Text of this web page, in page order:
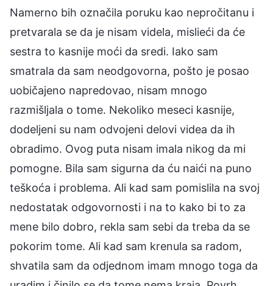
Namerno bih označila poruku kao nepročitanu i
pretvarala se da je nisam videla, mislieći da će
sestra to kasnije moći da sredi. Iako sam
smatrala da sam neodgovorna, pošto je posao
uobičajeno napredovao, nisam mnogo
razmišljala o tome. Nekoliko meseci kasnije,
dodeljeni su nam odvojeni delovi videa da ih
obradimo. Ovog puta nisam imala nikog da mi
pomogne. Bila sam sigurna da ću naići na puno
teškoća i problema. Ali kad sam pomislila na svoj
nedostatak odgovornosti i na to kako bi to za
mene bilo dobro, rekla sam sebi da treba da se
pokorim tome. Ali kad sam krenula sa radom,
shvatila sam da odjednom imam mnogo toga da